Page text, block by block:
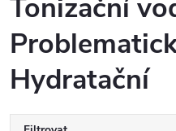
Tonizační
Hydratační